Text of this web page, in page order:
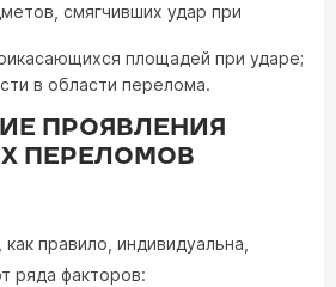
смягчивших удар при
площадей при ударе;
в области перелома.
ПРОЯВЛЕНИЯ
ПЕРЕЛОМОВ
правило, индивидуальна,
ряда факторов: